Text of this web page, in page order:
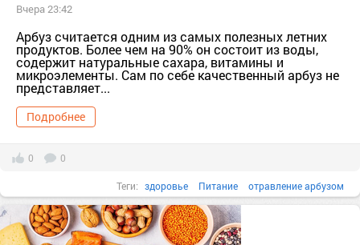
Вчера 23:42
Арбуз считается одним из самых полезных летних
продуктов. Более чем на 90% он состоит из воды,
содержит натуральные сахара, витамины и
микроэлементы. Сам по себе качественный арбуз не
представляет...
Подробнее
0 0
Теги: здоровье Питание отравление арбузом
симптомы отравления